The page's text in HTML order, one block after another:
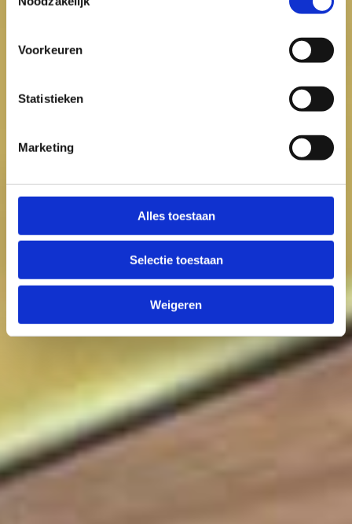
Voorkeuren
Statistieken
Marketing
Alles toestaan
Selectie toestaan
Weigeren